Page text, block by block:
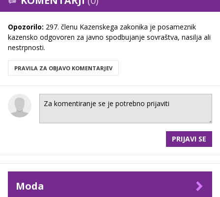
Opozorilo: 297. členu Kazenskega zakonika je posameznik
kazensko odgovoren za javno spodbujanje sovraštva, nasilja ali
nestrpnosti.
PRAVILA ZA OBJAVO KOMENTARJEV
PRIJAVI SE
Moda